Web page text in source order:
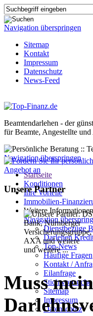
Navigation überspringen
Sitemap
Kontakt
Impressum
Datenschutz
News-Feed
Beamtendarlehen - der
für Beamte, Angestellte
Navigation überspringen
Startseite
Konditionen
Ihre Vorteile
Immobilien-
Weitere Informationen
Navigation
Dienstbezüge
Darlehen
Top-News
Häufige Fragen
Kontakt /
Eilanfrage
Stichwortsuche
Sitemap
Impressum
Datenschutz
Unsere Partner
und weitere ...
Muss